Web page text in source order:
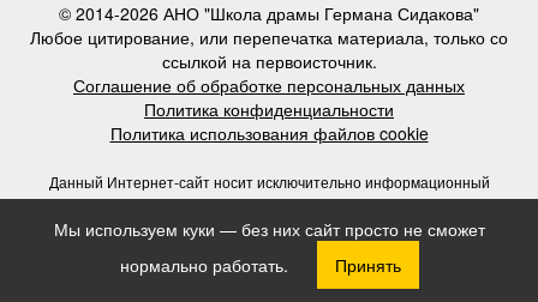
© 2014-2026 АНО "Школа драмы Германа Сидакова"
Любое цитирование, или перепечатка материала, только со
ссылкой на первоисточник.
Соглашение об обработке персональных данных
Политика конфиденциальности
Политика использования файлов cookie
Данный Интернет-сайт носит исключительно информационный
характер, и вся информация на нем не является публичной офертой,
определяемой положениями статьи 437 (2) Гражданского кодекса
Мы используем куки — без них сайт просто не сможет
нормально работать.
Принять